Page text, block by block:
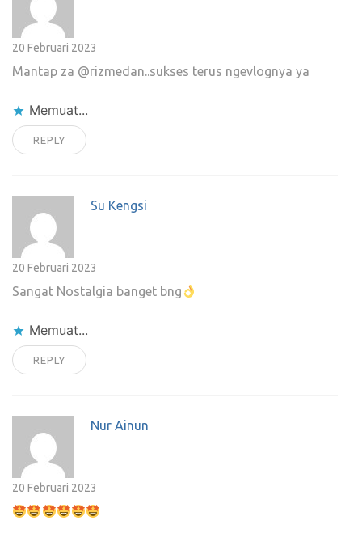
20 Februari 2023
Mantap za @rizmedan..sukses terus ngevlognya ya
Memuat...
REPLY
Su Kengsi
20 Februari 2023
Sangat Nostalgia banget bng
Memuat...
REPLY
Nur Ainun
20 Februari 2023